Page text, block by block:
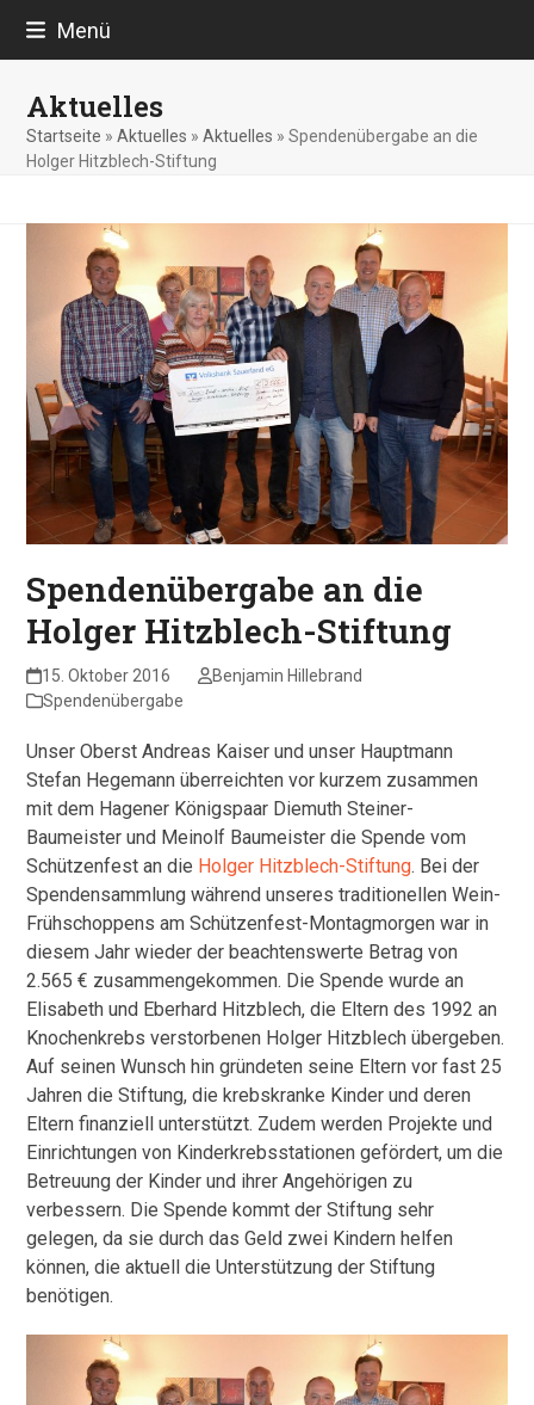
Menü
Aktuelles
Startseite »Aktuelles »Aktuelles »Spendenübergabe an die
Holger Hitzblech-Stiftung
Spendenübergabe an die
Holger Hitzblech-Stiftung
15. Oktober 2016
Benjamin Hillebrand
Spendenübergabe
Unser Oberst Andreas Kaiser und unser Hauptmann
Stefan Hegemann überreichten vor kurzem zusammen
mit dem Hagener Königspaar Diemuth Steiner-
Baumeister und Meinolf Baumeister die Spende vom
Schützenfest an die Holger Hitzblech-Stiftung. Bei der
Spendensammlung während unseres traditionellen Wein-
Frühschoppens am Schützenfest-Montagmorgen war in
diesem Jahr wieder der beachtenswerte Betrag von
2.565 € zusammengekommen. Die Spende wurde an
Elisabeth und Eberhard Hitzblech, die Eltern des 1992 an
Knochenkrebs verstorbenen Holger Hitzblech übergeben.
Auf seinen Wunsch hin gründeten seine Eltern vor fast 25
Jahren die Stiftung, die krebskranke Kinder und deren
Eltern finanziell unterstützt. Zudem werden Projekte und
Einrichtungen von Kinderkrebsstationen gefördert, um die
Betreuung der Kinder und ihrer Angehörigen zu
verbessern. Die Spende kommt der Stiftung sehr
gelegen, da sie durch das Geld zwei Kindern helfen
können, die aktuell die Unterstützung der Stiftung
benötigen.